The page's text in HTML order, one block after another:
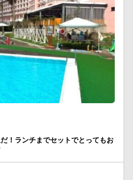
！ランチまでセットでとってもお